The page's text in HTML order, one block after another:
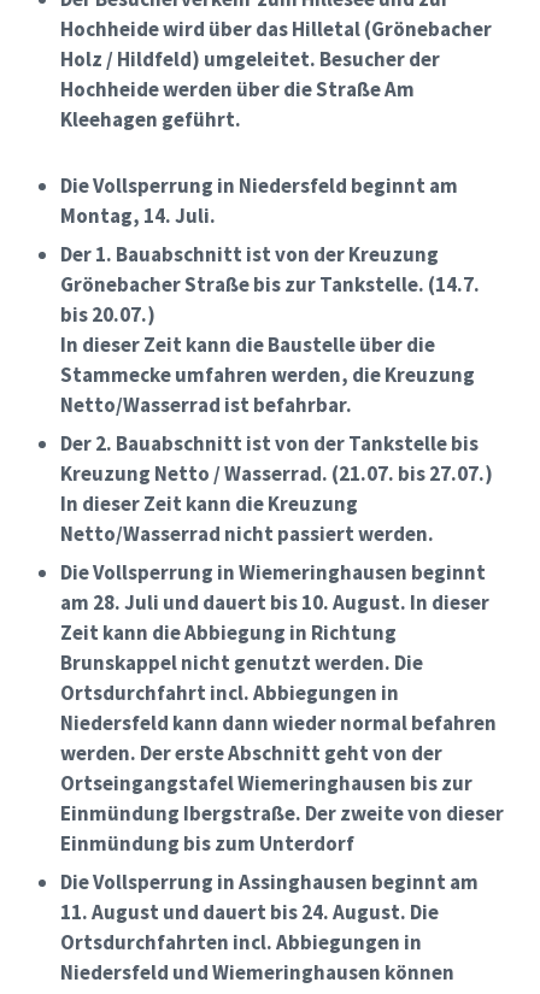
Hochheide wird über das Hilletal (Grönebacher
Holz / Hildfeld) umgeleitet. Besucher der
Hochheide werden über die Straße Am
Kleehagen geführt.
Die Vollsperrung in Niedersfeld beginnt am
Montag, 14. Juli.
Der 1. Bauabschnitt ist von der Kreuzung
Grönebacher Straße bis zur Tankstelle. (14.7.
bis 20.07.)
In dieser Zeit kann die Baustelle über die
Stammecke umfahren werden, die Kreuzung
Netto/Wasserrad ist befahrbar.
Der 2. Bauabschnitt ist von der Tankstelle bis
Kreuzung Netto / Wasserrad. (21.07. bis 27.07.)
In dieser Zeit kann die Kreuzung
Netto/Wasserrad nicht passiert werden.
Die Vollsperrung in Wiemeringhausen beginnt
am 28. Juli und dauert bis 10. August. In dieser
Zeit kann die Abbiegung in Richtung
Brunskappel nicht genutzt werden. Die
Ortsdurchfahrt incl. Abbiegungen in
Niedersfeld kann dann wieder normal befahren
werden. Der erste Abschnitt geht von der
Ortseingangstafel Wiemeringhausen bis zur
Einmündung Ibergstraße. Der zweite von dieser
Einmündung bis zum Unterdorf
Die Vollsperrung in Assinghausen beginnt am
11. August und dauert bis 24. August. Die
Ortsdurchfahrten incl. Abbiegungen in
Niedersfeld und Wiemeringhausen können